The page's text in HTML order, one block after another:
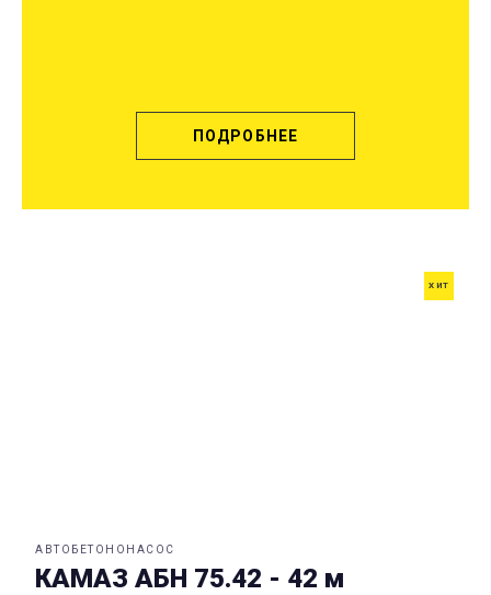
ПОДРОБНЕЕ
ХИТ
АВТОБЕТОНОНАСОС
КАМАЗ АБН 75.42 - 42 м